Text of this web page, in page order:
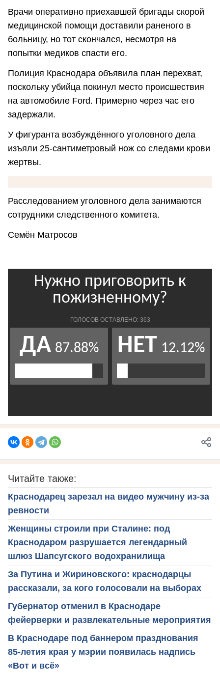
Врачи оперативно приехавшей бригады скорой
медицинской помощи доставили раненого в
больницу, но тот скончался, несмотря на
попытки медиков спасти его.
Полиция Краснодара объявила план перехват,
поскольку убийца покинул место происшествия
на автомобиле Ford. Примерно через час его
задержали.
У фигуранта возбуждённого уголовного дела
изъяли 25-сантиметровый нож со следами крови
жертвы.
Расследованием уголовного дела занимаются
сотрудники следственного комитета.
Семён Матросов
Читайте также:
Краснодарец зарезал на видео мужчину из-за
ревности
Женщины строили при Сталине: под
Краснодаром разрушается легендарный
шлюз Шапсугского водохранилища
За Путина и Жириновского: краснодарцы
рассказали, за кого голосовали на выборах
Губернатор отменил в Краснодаре
фейерверки и развлекательные мероприятия
В Краснодаре под баннером празднования
85-летия края у мэрии появилась надпись
«Вот и всё»